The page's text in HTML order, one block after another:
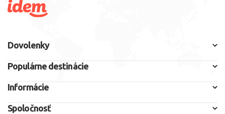
Dovolenky
Populárne destinácie
Informácie
Spoločnosť